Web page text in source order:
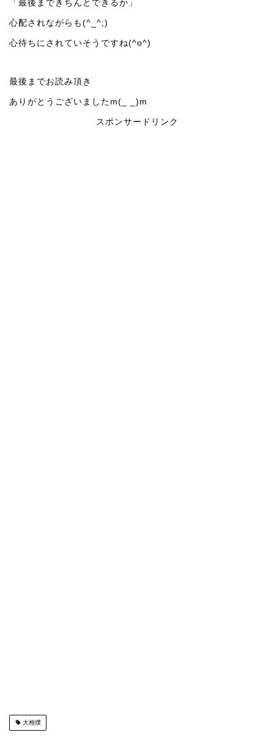
「最後まできちんとできるか」
心配されながらも(^_^;)
心待ちにされていそうですね(^o^)
最後までお読み頂き
ありがとうございましたm(_ _)m
スポンサードリンク
大相撲